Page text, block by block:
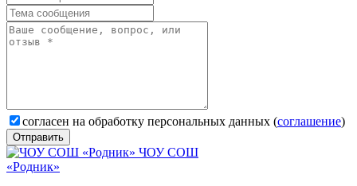
согласен на обработку персональных данных (соглашение)
Отправить
ЧОУ СОШ
«Родник»